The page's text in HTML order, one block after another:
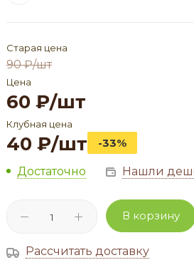
Старая цена
90₽/шт
Цена
60 ₽/шт
Клубная цена
40 ₽/шт -33%
Достаточно Нашли
В корзину
Рассчитать доставку